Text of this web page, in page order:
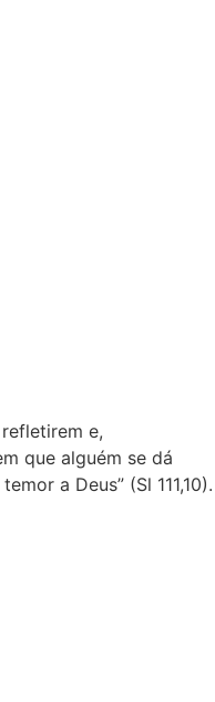
e,
que alguém se dá
a Deus” (Sl 111,10).